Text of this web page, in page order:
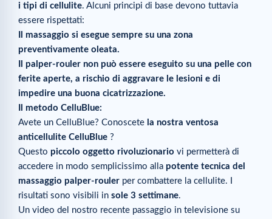
i tipi di cellulite. Alcuni principi di base devono tuttavia
essere rispettati:
Il massaggio si esegue sempre su una zona
preventivamente oleata.
Il palper-rouler non può essere eseguito su una pelle con
ferite aperte, a rischio di aggravare le lesioni e di
impedire una buona cicatrizzazione.
Il metodo CelluBlue:
Avete un CelluBlue? Conoscete la nostra ventosa
anticellulite CelluBlue ?
Questo piccolo oggetto rivoluzionario vi permetterà di
accedere in modo semplicissimo alla potente tecnica del
massaggio palper-rouler per combattere la cellulite. I
risultati sono visibili in sole 3 settimane.
Un video del nostro recente passaggio in televisione su